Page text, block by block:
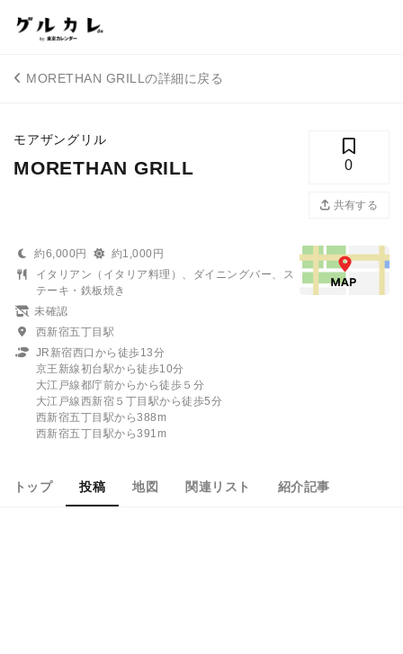
MORETHAN GRILLの詳細に戻る
モアザングリル
MORETHAN GRILL 0
共有する
約6,000円
約1,000円
イタリアン（イタリア料理）、ダイニングバー、ス
テーキ・鉄板焼き
未確認
西新宿五丁目駅
JR新宿西口から徒歩13分
京王新線初台駅から徒歩10分
大江戸線都庁前からから徒歩５分
大江戸線西新宿５丁目駅から徒歩5分
西新宿五丁目駅から388m
西新宿五丁目駅から391m
トップ 投稿 地図 関連リスト 紹介記事